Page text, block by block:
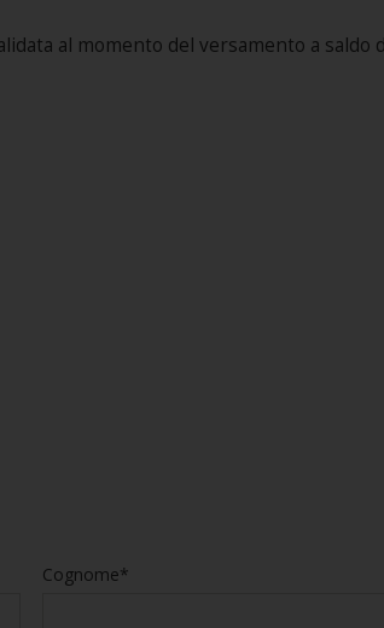
al momento del versamento a saldo
Cognome*